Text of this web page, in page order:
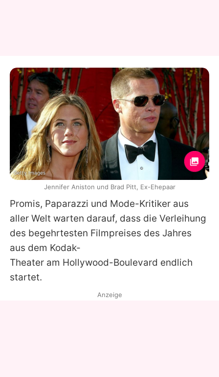
Promis, Paparazzi und Mode-Kritiker aus
aller Welt warten darauf, dass die Verleihung
des begehrtesten Filmpreises des Jahres
aus dem Kodak-
Theater am Hollywood-Boulevard endlich
startet.
Getty Images
Jennifer Aniston und Brad Pitt, Ex-Ehepaar
Anzeige